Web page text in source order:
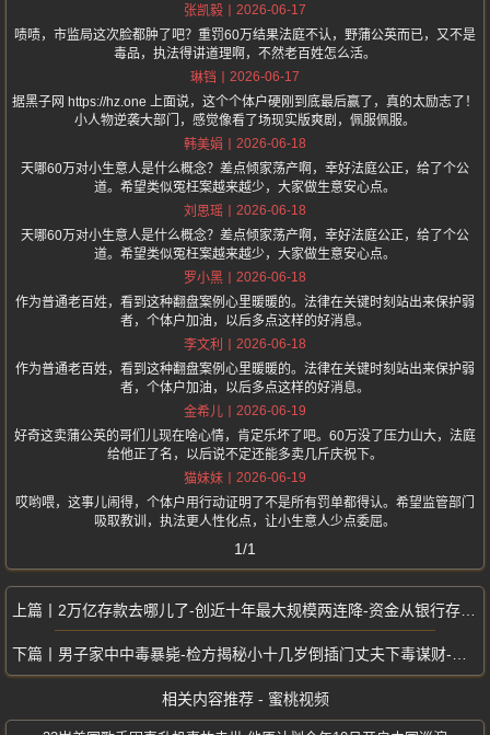
张凯毅
2026-06-17
啧啧，市监局这次脸都肿了吧？重罚60万结果法庭不认，野蒲公英而已，又不是
毒品，执法得讲道理啊，不然老百姓怎么活。
琳铛
2026-06-17
据黑子网 https://hz.one 上面说，这个个体户硬刚到底最后赢了，真的太励志了！
小人物逆袭大部门，感觉像看了场现实版爽剧，佩服佩服。
韩美娟
2026-06-18
天哪60万对小生意人是什么概念？差点倾家荡产啊，幸好法庭公正，给了个公
道。希望类似冤枉案越来越少，大家做生意安心点。
刘思瑶
2026-06-18
天哪60万对小生意人是什么概念？差点倾家荡产啊，幸好法庭公正，给了个公
道。希望类似冤枉案越来越少，大家做生意安心点。
罗小黑
2026-06-18
作为普通老百姓，看到这种翻盘案例心里暖暖的。法律在关键时刻站出来保护弱
者，个体户加油，以后多点这样的好消息。
李文利
2026-06-18
作为普通老百姓，看到这种翻盘案例心里暖暖的。法律在关键时刻站出来保护弱
者，个体户加油，以后多点这样的好消息。
金希儿
2026-06-19
好奇这卖蒲公英的哥们儿现在啥心情，肯定乐坏了吧。60万没了压力山大，法庭
给他正了名，以后说不定还能多卖几斤庆祝下。
猫妹妹
2026-06-19
哎哟喂，这事儿闹得，个体户用行动证明了不是所有罚单都得认。希望监管部门
吸取教训，执法更人性化点，让小生意人少点委屈。
1/1
2万亿存款去哪儿了-创近十年最大规模两连降-资金从银行存款转向理财
男子家中中毒暴毙-检方揭秘小十几岁倒插门丈夫下毒谋财-男扮女装潜逃
相关内容推荐 - 蜜桃视频